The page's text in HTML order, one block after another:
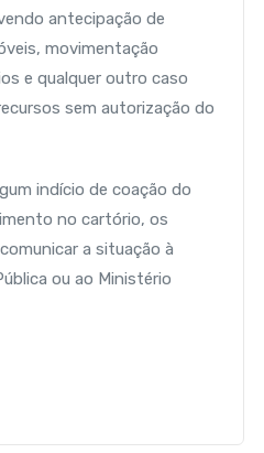
antecipação de
movimentação
e qualquer outro caso
sem autorização do
indício de coação do
no cartório, os
a situação à
ou ao Ministério